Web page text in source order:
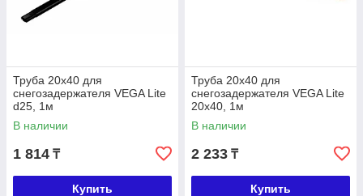
Труба 20х40 для
снегозадержателя VEGA Lite
d25, 1м
В наличии
1 814 ₸
Купить
Труба 20х40 для
снегозадержателя VEGA Lite
20х40, 1м
В наличии
2 233 ₸
Купить